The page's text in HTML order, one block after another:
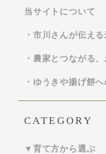
当サイトについて
・市川さんが伝え
・農家とつながる
・ゆうきや揚げ餅
CATEGORY
▼育て方から選ぶ